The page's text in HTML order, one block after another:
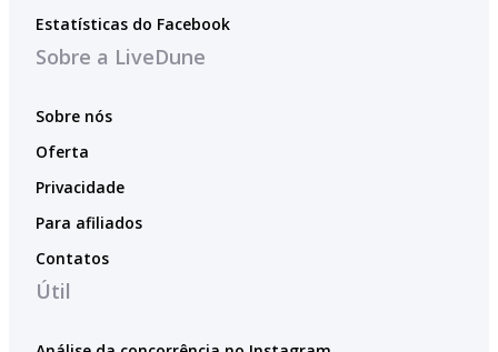
Estatísticas do Facebook
Sobre a LiveDune
Sobre nós
Oferta
Privacidade
Para afiliados
Contatos
Útil